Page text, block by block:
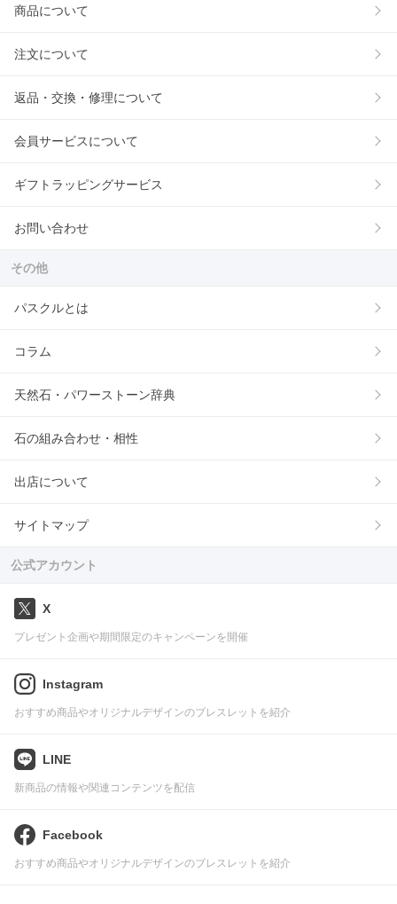
商品について
注文について
返品・交換・修理について
会員サービスについて
ギフトラッピングサービス
お問い合わせ
その他
パスクルとは
コラム
天然石・パワーストーン辞典
石の組み合わせ・相性
出店について
サイトマップ
公式アカウント
X
プレゼント企画や期間限定のキャンペーンを開催
Instagram
おすすめ商品やオリジナルデザインのブレスレットを紹介
LINE
新商品の情報や関連コンテンツを配信
Facebook
おすすめ商品やオリジナルデザインのブレスレットを紹介